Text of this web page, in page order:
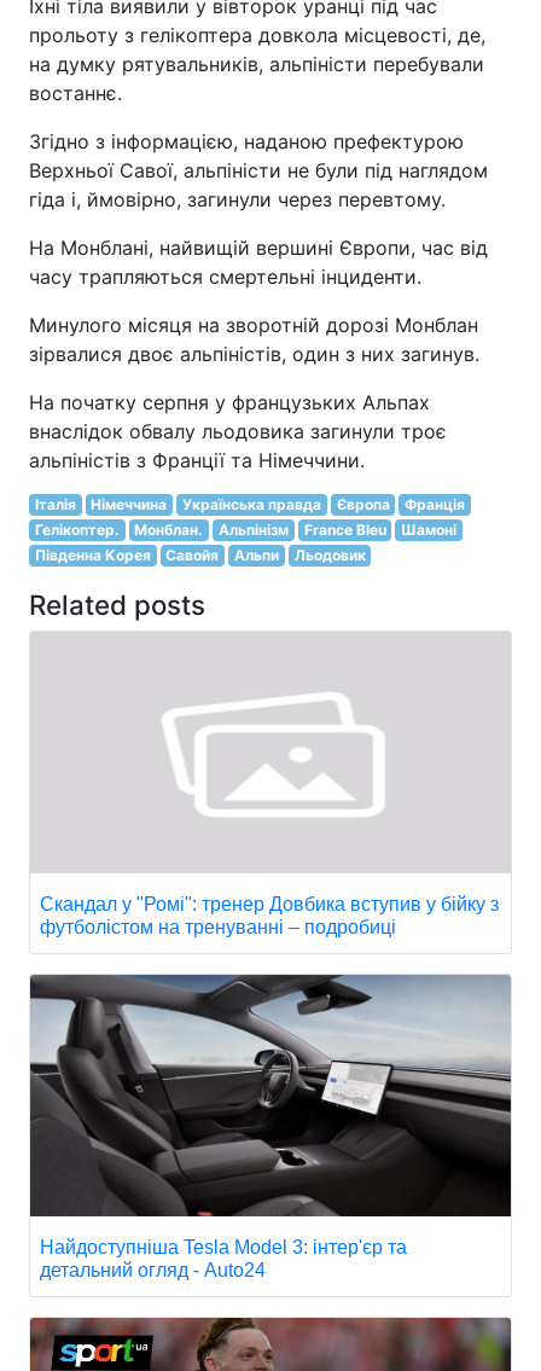
Їхні тіла виявили у вівторок уранці під час
прольоту з гелікоптера довкола місцевості, де,
на думку рятувальників, альпіністи перебували
востаннє.
Згідно з інформацією, наданою префектурою
Верхньої Савої, альпіністи не були під наглядом
гіда і, ймовірно, загинули через перевтому.
На Монблані, найвищій вершині Європи, час від
часу трапляються смертельні інциденти.
Минулого місяця на зворотній дорозі Монблан
зірвалися двоє альпіністів, один з них загинув.
На початку серпня у французьких Альпах
внаслідок обвалу льодовика загинули троє
альпіністів з Франції та Німеччини.
Італія Німеччина Українська правда Європа
Франція
Гелікоптер.
Монблан. Альпінізм France Bleu
Шамоні
Південна Корея
Савойя Альпи Льодовик
Related posts
Скандал у "Ромі": тренер Довбика вступив у бійку з
футболістом на тренуванні – подробиці
Найдоступніша Tesla Model 3: інтер'єр та
детальний огляд - Auto24